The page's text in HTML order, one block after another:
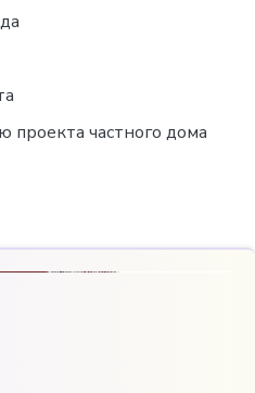
проекта частного дома